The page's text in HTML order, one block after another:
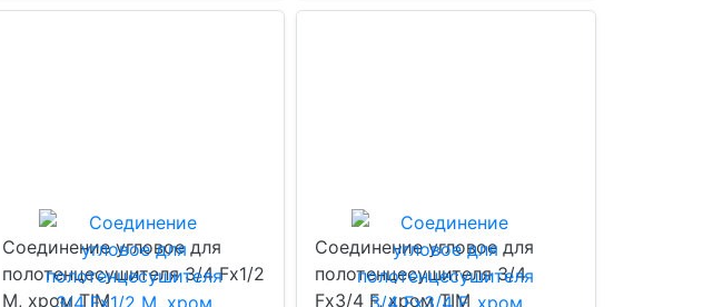
Соединение угловое для
полотенцесушителя 3/4 Fx1/2
M, хром TIM
Соединение угловое для
полотенцесушителя 3/4
Fx3/4 F, хром TIM